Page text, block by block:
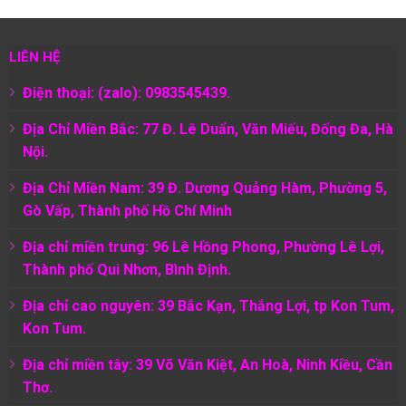
LIÊN HỆ
Điện thoại: (zalo): 0983545439.
Địa Chỉ Miền Bắc: 77 Đ. Lê Duẩn, Văn Miếu, Đống Đa, Hà
Nội.
Địa Chỉ Miền Nam: 39 Đ. Dương Quảng Hàm, Phường 5,
Gò Vấp, Thành phố Hồ Chí Minh
Địa chỉ miền trung: 96 Lê Hồng Phong, Phường Lê Lợi,
Thành phố Qui Nhơn, Bình Định.
Địa chỉ cao nguyên: 39 Bắc Kạn, Thắng Lợi, tp Kon Tum,
Kon Tum.
Địa chỉ miền tây: 39 Võ Văn Kiệt, An Hoà, Ninh Kiều, Cần
Thơ.